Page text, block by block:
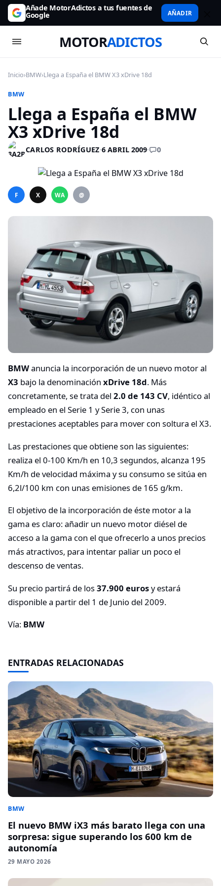
Añade MotorAdictos a tus fuentes de
Google AÑADIR
MOTORADICTOS
Inicio›BMW›Llega a España el BMW X3 xDrive 18d
BMW
Llega a España el BMW
X3 xDrive 18d
CARLOS RODRÍGUEZ·6 ABRIL 2009· 0
F X WA @
BMWanuncia la incorporación de un nuevo motor al
X3 bajo la denominación xDrive 18d. Más
concretamente, se trata del 2.0 de 143 CV, idéntico al
empleado en el Serie 1 y Serie 3, con unas
prestaciones aceptables para mover con soltura el X3.
Las prestaciones que obtiene son las siguientes:
realiza el 0-100 Km/h en 10,3 segundos, alcanza 195
Km/h de velocidad máxima y su consumo se sitúa en
6,2l/100 km con unas emisiones de 165 g/km.
El objetivo de la incorporación de éste motor a la
gama es claro: añadir un nuevo motor diésel de
acceso a la gama con el que ofrecerlo a unos precios
más atractivos, para intentar paliar un poco el
descenso de ventas.
Su precio partirá de los37.900 eurosy estará
disponible a partir del 1 de Junio del 2009.
Vía: BMW
ENTRADAS RELACIONADAS
BMW
El nuevo BMW iX3 más barato llega con una
sorpresa: sigue superando los 600 km de
autonomía
29 MAYO 2026